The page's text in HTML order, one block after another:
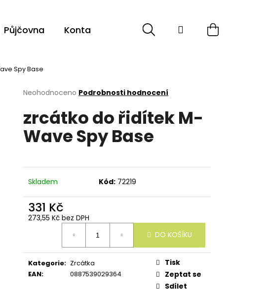
Půjčovna Kontakt HledatPřihlášeníNákupní
Spy Base
Průměrné
produktu
je
0,0
z
Neohodnoceno Podrobnosti hodnocení
zrcátko do řidítek M-
Wave Spy Base
Skladem Kód: 72219
331 Kč
273,55 Kč bez DPH
DO KOŠÍKU
Kategorie: Zrcátka
EAN: 0887539029364
Tisk
Zeptat se
Sdílet